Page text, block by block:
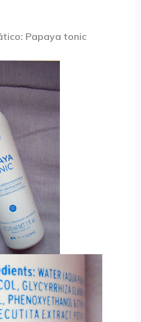
Papaya tonic